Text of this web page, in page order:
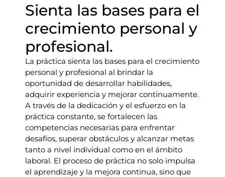
Sienta las bases para el
crecimiento personal y
profesional.
La práctica sienta las bases para el crecimiento
personal y profesional al brindar la
oportunidad de desarrollar habilidades,
adquirir experiencia y mejorar continuamente.
A través de la dedicación y el esfuerzo en la
práctica constante, se fortalecen las
competencias necesarias para enfrentar
desafíos, superar obstáculos y alcanzar metas
tanto a nivel individual como en el ámbito
laboral. El proceso de práctica no solo impulsa
el aprendizaje y la mejora continua, sino que